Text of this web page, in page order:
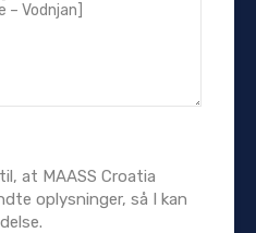
at MAASS Croatia
oplysninger, så I kan